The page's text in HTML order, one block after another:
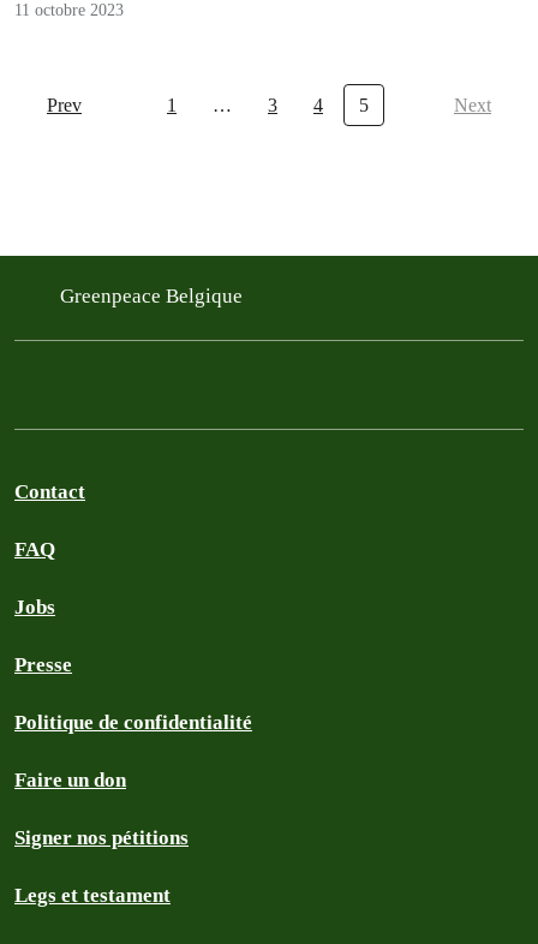
11 octobre 2023
Prev 1 … 3 4 5 Next
Greenpeace Belgique
Contact
FAQ
Jobs
Presse
Politique de confidentialité
Faire un don
Signer nos pétitions
Legs et testament